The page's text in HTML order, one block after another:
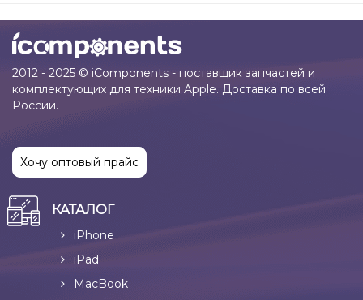
2012 - 2025 © iComponents - поставщик запчастей и
комплектующих для техники Apple. Доставка по всей
России.
Хочу оптовый прайс
КАТАЛОГ
iPhone
iPad
MacBook